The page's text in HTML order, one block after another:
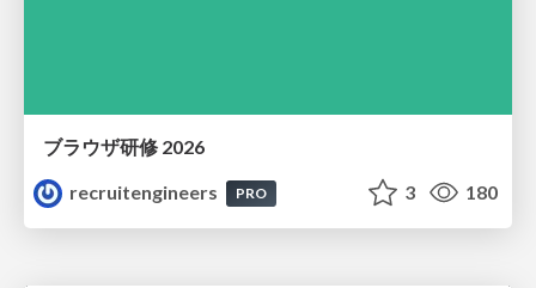
ブラウザ研修 2026
recruitengineers
PRO 3 180